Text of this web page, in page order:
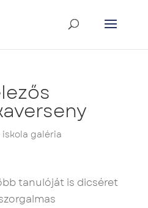
galéria
tanulóját is dicséret